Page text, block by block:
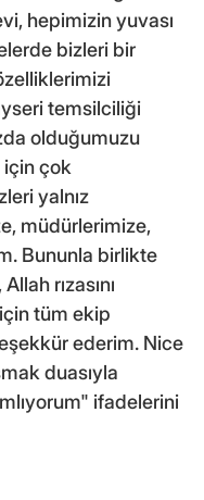
hepimizin yuvası
bizleri bir
temsilciliği
olduğumuzu
için çok
yalnız
müdürlerimize,
Bununla birlikte
rızasını
tüm ekip
ederim. Nice
duasıyla
ifadelerini